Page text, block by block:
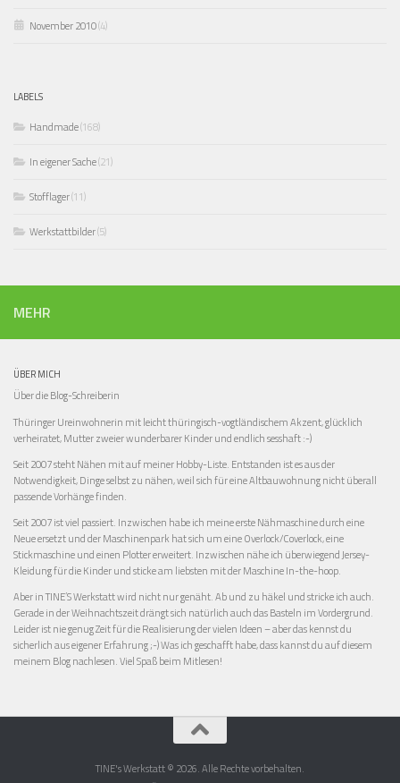
November 2010(4)
LABELS
Handmade(168)
In eigener Sache(21)
Stofflager(11)
Werkstattbilder(5)
MEHR
ÜBER MICH
Über die Blog-Schreiberin
Thüringer Ureinwohnerin mit leicht thüringisch-vogtländischem Akzent, glücklich
verheiratet, Mutter zweier wunderbarer Kinder und endlich sesshaft :-)
Seit 2007 steht Nähen mit auf meiner Hobby-Liste. Entstanden ist es aus der
Notwendigkeit, Dinge selbst zu nähen, weil sich für eine Altbauwohnung nicht überall
passende Vorhänge finden.
Seit 2007 ist viel passiert. Inzwischen habe ich meine erste Nähmaschine durch eine
Neue ersetzt und der Maschinenpark hat sich um eine Overlock/Coverlock, eine
Stickmaschine und einen Plotter erweitert. Inzwischen nähe ich überwiegend Jersey-
Kleidung für die Kinder und sticke am liebsten mit der Maschine In-the-hoop.
Aber in TINE’S Werkstatt wird nicht nur genäht. Ab und zu häkel und stricke ich auch.
Gerade in der Weihnachtszeit drängt sich natürlich auch das Basteln im Vordergrund.
Leider ist nie genug Zeit für die Realisierung der vielen Ideen – aber das kennst du
sicherlich aus eigener Erfahrung ;-) Was ich geschafft habe, dass kannst du auf diesem
meinem Blog nachlesen. Viel Spaß beim Mitlesen!
TINE's Werkstatt © 2026. Alle Rechte vorbehalten.